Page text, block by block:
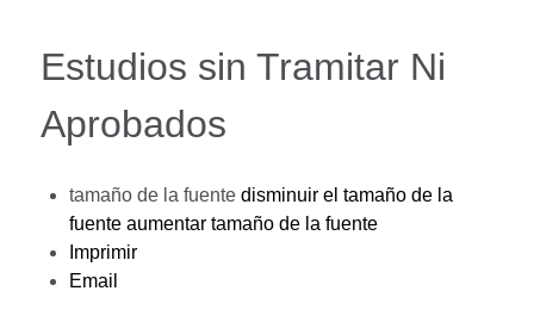
Estudios sin Tramitar Ni
Aprobados
tamaño de la fuente disminuir el tamaño de la
fuente aumentar tamaño de la fuente
Imprimir
Email